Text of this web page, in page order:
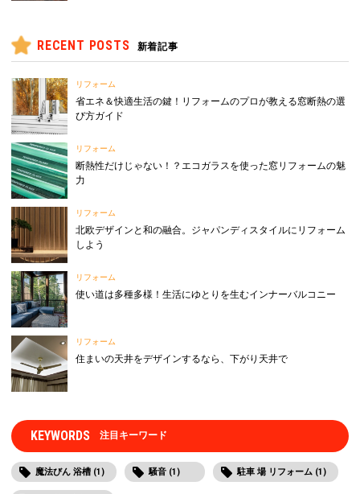
RECENT POSTS 新着記事
リフォーム
省エネ＆快適生活の鍵！リフォームのプロが教える窓断熱の選
び方ガイド
リフォーム
断熱性だけじゃない！？エコガラスを使った窓リフォームの魅
力
リフォーム
北欧デザインと和の融合。ジャパンディスタイルにリフォーム
しよう
リフォーム
使い道は多種多様！生活にゆとりを生むインナーバルコニー
リフォーム
住まいの天井をデザインするなら、下がり天井で
KEYWORDS 注目キーワード
魔法びん 浴槽 (1) 騒音 (1) 駐車 場 リフォーム (1)